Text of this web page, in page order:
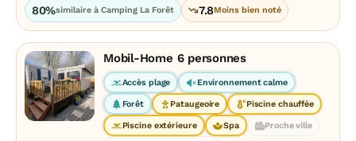
80%similaire à Camping La Forêt 7.8Moins bien noté
Mobil-Home 6 personnes
Accès plage Environnement calme
Forêt Pataugeoire Piscine chauffée
Piscine extérieure Spa Proche ville